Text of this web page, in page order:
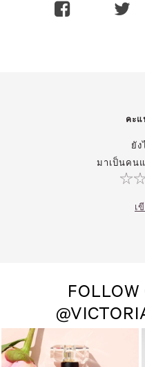
คะแ
ยั
มาเป็นคน
เ
FOLLOW